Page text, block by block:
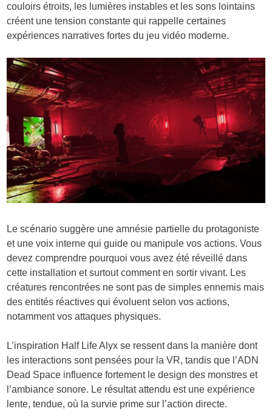
couloirs étroits, les lumières instables et les sons lointains
créent une tension constante qui rappelle certaines
expériences narratives fortes du jeu vidéo moderne.
Le scénario suggère une amnésie partielle du protagoniste
et une voix interne qui guide ou manipule vos actions. Vous
devez comprendre pourquoi vous avez été réveillé dans
cette installation et surtout comment en sortir vivant. Les
créatures rencontrées ne sont pas de simples ennemis mais
des entités réactives qui évoluent selon vos actions,
notamment vos attaques physiques.
L’inspiration Half Life Alyx se ressent dans la manière dont
les interactions sont pensées pour la VR, tandis que l’ADN
Dead Space influence fortement le design des monstres et
l’ambiance sonore. Le résultat attendu est une expérience
lente, tendue, où la survie prime sur l’action directe.